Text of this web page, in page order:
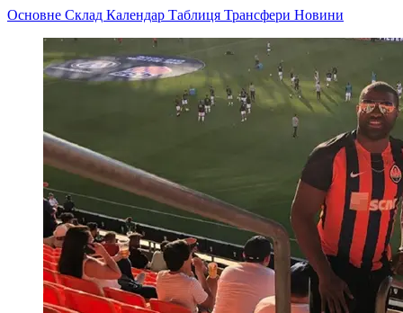
Основне Склад Календар Таблиця Трансфери Новини